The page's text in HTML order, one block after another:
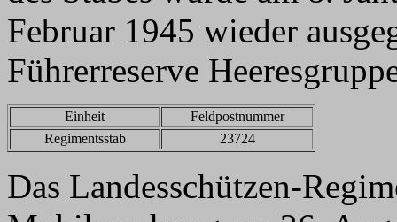
Februar 1945 wieder
Führerreserve
Einheit
Feldpostnummer
Regimentsstab
23724
Das Landesschützen-